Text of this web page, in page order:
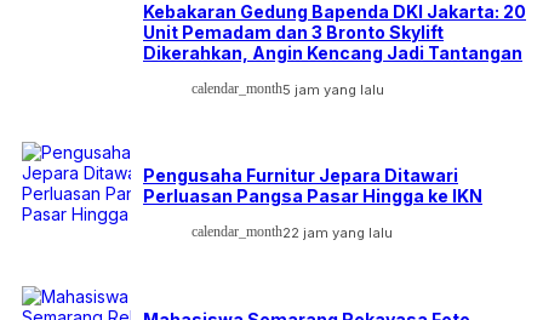
Kebakaran Gedung Bapenda DKI Jakarta: 20
Unit Pemadam dan 3 Bronto Skylift
Dikerahkan, Angin Kencang Jadi Tantangan
calendar_month5 jam yang lalu
Pengusaha Furnitur Jepara Ditawari
Perluasan Pangsa Pasar Hingga ke IKN
calendar_month22 jam yang lalu